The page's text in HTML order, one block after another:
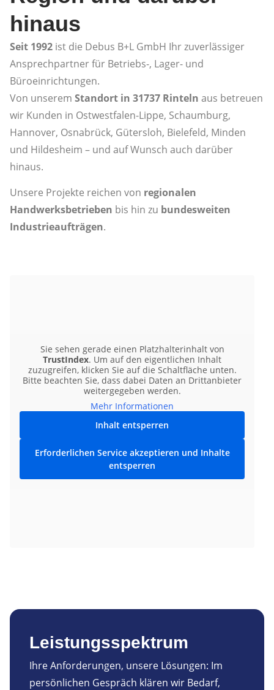
hinaus
Seit 1992 ist die Debus B+L GmbH Ihr zuverlässiger
Ansprechpartner für Betriebs-, Lager- und
Büroeinrichtungen.
Von unserem Standort in 31737 Rinteln aus betreuen
wir Kunden in Ostwestfalen-Lippe, Schaumburg,
Hannover, Osnabrück, Gütersloh, Bielefeld, Minden
und Hildesheim – und auf Wunsch auch darüber
hinaus.
Unsere Projekte reichen von regionalen
Handwerksbetrieben bis hin zu bundesweiten
Industrieaufträgen.
Sie sehen gerade einen Platzhalterinhalt von
TrustIndex. Um auf den eigentlichen Inhalt
zuzugreifen, klicken Sie auf die Schaltfläche unten.
Bitte beachten Sie, dass dabei Daten an Drittanbieter
weitergegeben werden.
Mehr Informationen
Inhalt entsperren
Erforderlichen Service akzeptieren und Inhalte
entsperren
Leistungsspektrum
Ihre Anforderungen, unsere Lösungen: Im
persönlichen Gespräch klären wir Bedarf,